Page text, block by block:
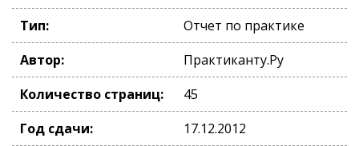
Тип:
Отчет по практике
Автор:
Практиканту.Ру
Количество страниц:
45
Год сдачи:
17.12.2012